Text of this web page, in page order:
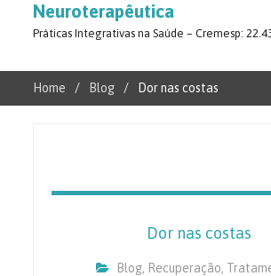
Neuroterapêutica
Práticas Integrativas na Saúde – Cremesp:
Home Blog Dor nas costas
Dor nas costas
Blog, Recuperação,